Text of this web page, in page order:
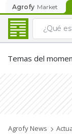
Agrofy Market
Temas del
Agrofy News